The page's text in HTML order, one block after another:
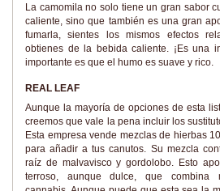
La camomila no solo tiene un gran sabor
caliente, sino que también es una gran
fumarla, sientes los mismos efectos
obtienes de la bebida caliente. ¡Es una
importante es que el humo es suave y rico.
REAL LEAF
Aunque la mayoría de opciones de esta
creemos que vale la pena incluir los
Esta empresa vende mezclas de hierbas
para añadir a tus canutos. Su mezcla
raíz de malvavisco y gordolobo. Esto
terroso, aunque dulce, que combina